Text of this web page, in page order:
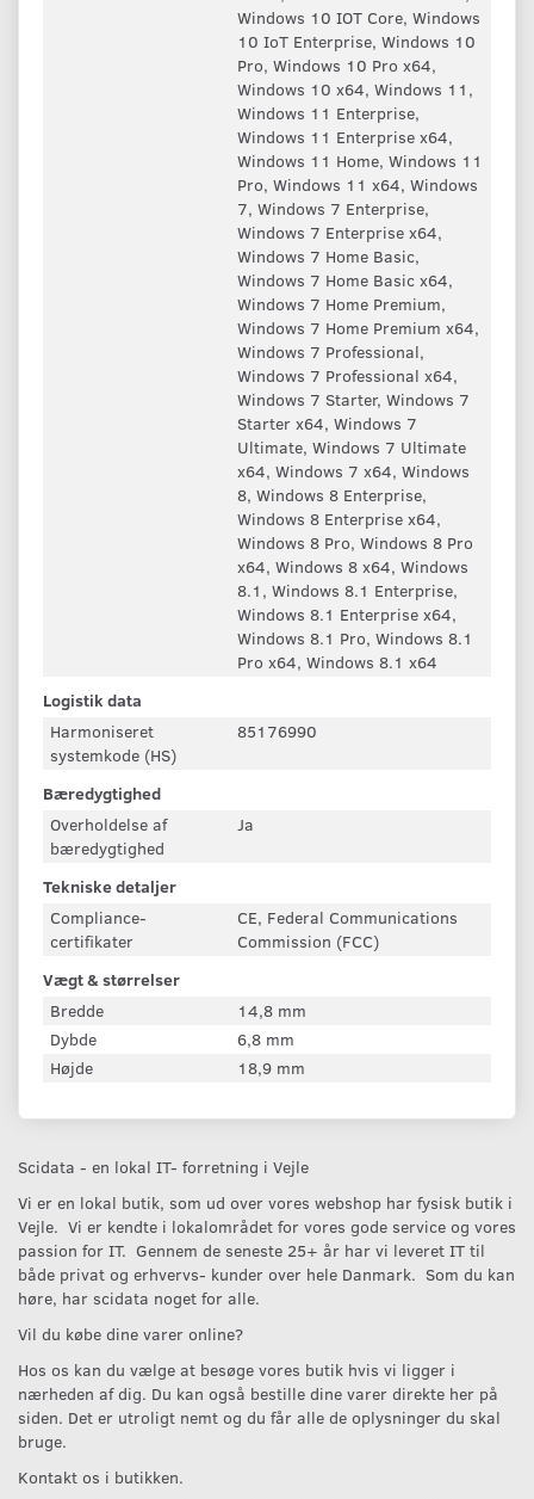
Windows 10 IOT Core, Windows
10 IoT Enterprise, Windows 10
Pro, Windows 10 Pro x64,
Windows 10 x64, Windows 11,
Windows 11 Enterprise,
Windows 11 Enterprise x64,
Windows 11 Home, Windows 11
Pro, Windows 11 x64, Windows
7, Windows 7 Enterprise,
Windows 7 Enterprise x64,
Windows 7 Home Basic,
Windows 7 Home Basic x64,
Windows 7 Home Premium,
Windows 7 Home Premium x64,
Windows 7 Professional,
Windows 7 Professional x64,
Windows 7 Starter, Windows 7
Starter x64, Windows 7
Ultimate, Windows 7 Ultimate
x64, Windows 7 x64, Windows
8, Windows 8 Enterprise,
Windows 8 Enterprise x64,
Windows 8 Pro, Windows 8 Pro
x64, Windows 8 x64, Windows
8.1, Windows 8.1 Enterprise,
Windows 8.1 Enterprise x64,
Windows 8.1 Pro, Windows 8.1
Pro x64, Windows 8.1 x64
Logistik data
Harmoniseret
systemkode (HS)
85176990
Bæredygtighed
Overholdelse af
bæredygtighed
Ja
Tekniske detaljer
Compliance-
certifikater
CE, Federal Communications
Commission (FCC)
Vægt & størrelser
Bredde
14,8 mm
Dybde
6,8 mm
Højde
18,9 mm
Scidata - en lokal IT- forretning i Vejle
Vi er en lokal butik, som ud over vores webshop har fysisk butik i
Vejle. Vi er kendte i lokalområdet for vores gode service og vores
passion for IT. Gennem de seneste 25+ år har vi leveret IT til
både privat og erhvervs- kunder over hele Danmark. Som du kan
høre, har scidata noget for alle.
Vil du købe dine varer online?
Hos os kan du vælge at besøge vores butik hvis vi ligger i
nærheden af dig. Du kan også bestille dine varer direkte her på
siden. Det er utroligt nemt og du får alle de oplysninger du skal
bruge.
Kontakt os i butikken.